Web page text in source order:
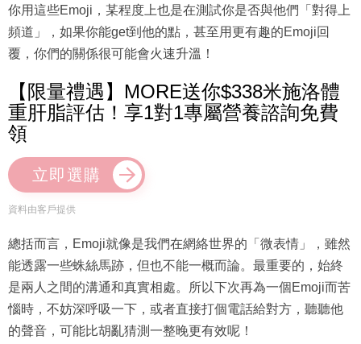
你用這些Emoji，某程度上也是在測試你是否與他們「對得上
頻道」，如果你能get到他的點，甚至用更有趣的Emoji回
覆，你們的關係很可能會火速升溫！
【限量禮遇】MORE送你$338米施洛體
重肝脂評估！享1對1專屬營養諮詢免費
領
立即選購
資料由客戶提供
總括而言，Emoji就像是我們在網絡世界的「微表情」，雖然
能透露一些蛛絲馬跡，但也不能一概而論。最重要的，始終
是兩人之間的溝通和真實相處。所以下次再為一個Emoji而苦
惱時，不妨深呼吸一下，或者直接打個電話給對方，聽聽他
的聲音，可能比胡亂猜測一整晚更有效呢！